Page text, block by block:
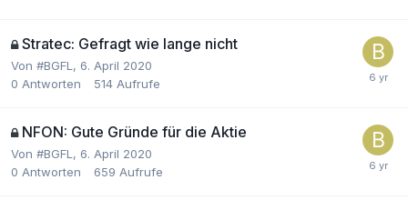
Stratec: Gefragt wie lange nicht
Von #BGFL , 6. April 2020
0 Antworten 514 Aufrufe
NFON: Gute Gründe für die Aktie
Von #BGFL , 6. April 2020
0 Antworten 659 Aufrufe